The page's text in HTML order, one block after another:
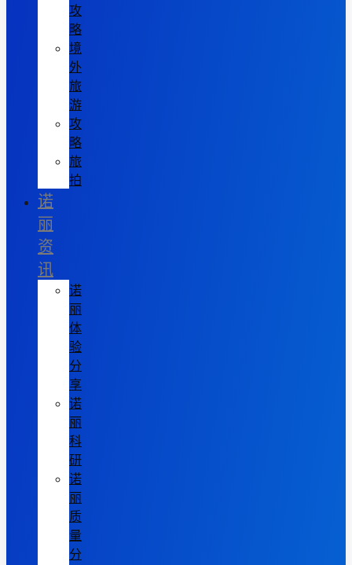
攻
略
境
外
旅
游
攻
略
旅
拍
诺
丽
资
讯
诺
丽
体
验
分
享
诺
丽
科
研
诺
丽
质
量
分